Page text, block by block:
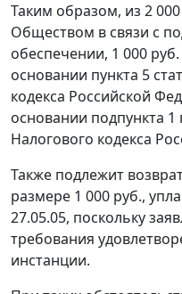
Таким образом, из 2
Обществом в связи с
обеспечении, 1 000
основании пункта 5
кодекса Российской
основании подпункта 1
Налогового кодекса
Также подлежит
размере 1 000 руб.,
27.05.05, поскольку
требования
инстанции.